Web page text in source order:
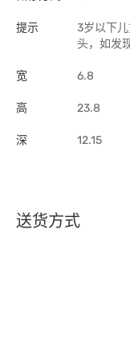
提示
3岁以下
头，如发
宽 6.8
高 23.8
深 12.15
送货方式
1. 送货到府（受卫生署条